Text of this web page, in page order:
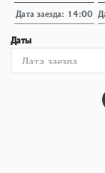
Дата заезда: 14:00
Даты